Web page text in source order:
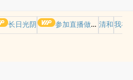
长日光阴 参加直播做爱综艺后我火了(NPH) 清和我在